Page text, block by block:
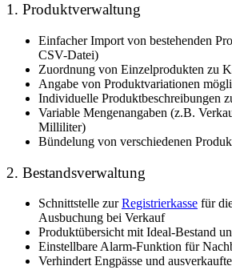
1. Produktverwaltung
Einfacher Import von bestehenden
CSV-Datei)
Zuordnung von Einzelprodukten zu
Angabe von Produktvariationen
Individuelle Produktbeschreibungen
Variable Mengenangaben (z.B.
Milliliter)
Bündelung von verschiedenen
2. Bestandsverwaltung
Schnittstelle zurRegistrierkasse für
Ausbuchung bei Verkauf
Produktübersicht mit Ideal-Bestand
Einstellbare Alarm-Funktion für
Verhindert Engpässe und